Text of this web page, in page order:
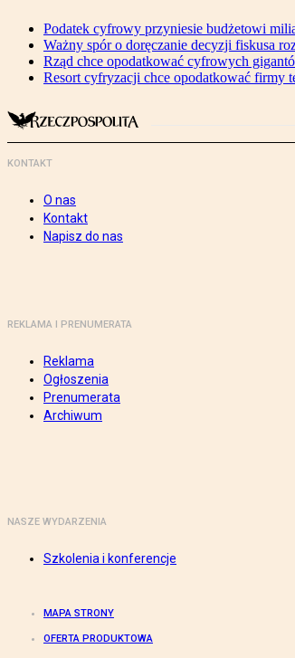
Podatek cyfrowy przyniesie budżetowi
Ważny spór o doręczanie decyzji fiskusa
Rząd chce opodatkować cyfrowych
Resort cyfryzacji chce opodatkować firmy
KONTAKT
O nas
Kontakt
Napisz do nas
REKLAMA I PRENUMERATA
Reklama
Ogłoszenia
Prenumerata
Archiwum
NASZE WYDARZENIA
Szkolenia i konferencje
MAPA STRONY
OFERTA PRODUKTOWA